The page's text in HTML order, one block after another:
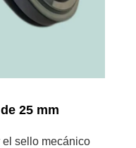
25 mm
el sello mecánico